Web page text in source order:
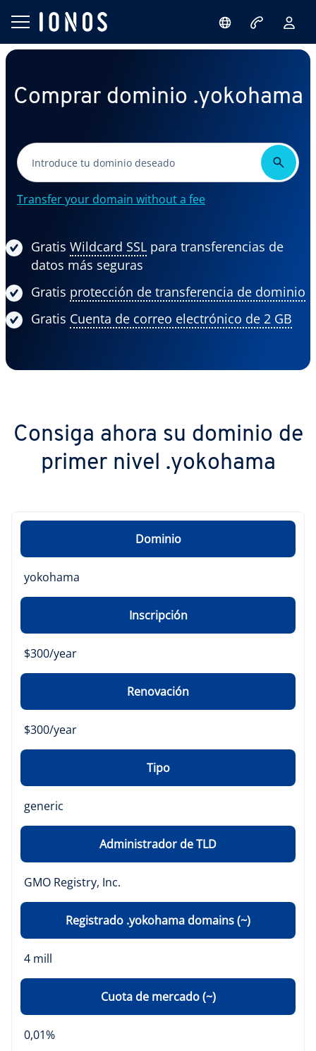
Comprar dominio .yokohama
Transfer your domain without a fee
Gratis Wildcard SSL para transferencias de
datos más seguras
Gratis protección de transferencia de dominio
Gratis Cuenta de correo electrónico de 2 GB
Consiga ahora su dominio de
primer nivel .yokohama
Dominio
yokohama
Inscripción
$300/year
Renovación
$300/year
Tipo
generic
Administrador de TLD
GMO Registry, Inc.
Registrado .yokohama domains (~)
4 mill
Cuota de mercado (~)
0,01%